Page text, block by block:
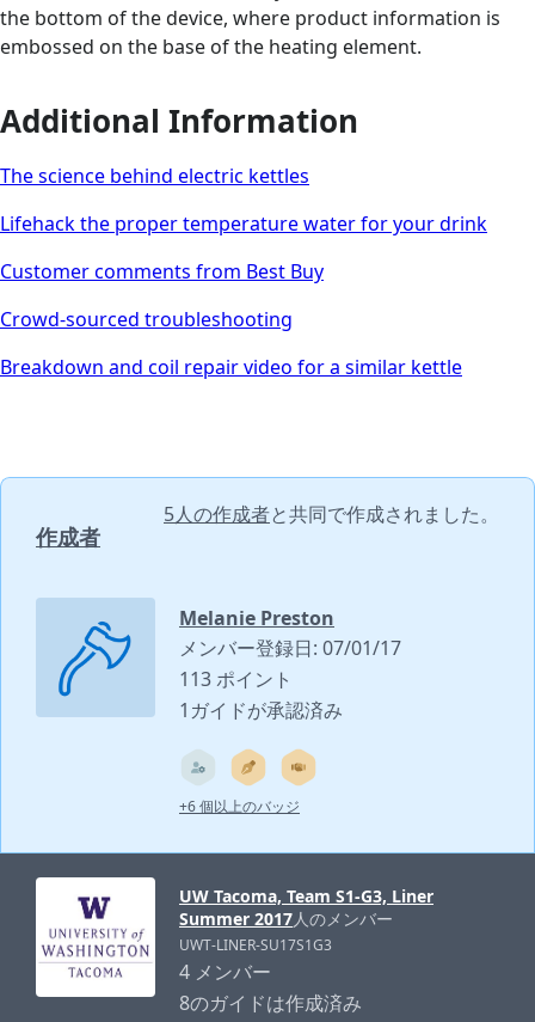
the bottom of the device, where product information is
embossed on the base of the heating element.
Additional Information
The science behind electric kettles
Lifehack the proper temperature water for your drink
Customer comments from Best Buy
Crowd-sourced troubleshooting
Breakdown and coil repair video for a similar kettle
作成者
5人の作成者と共同で作成されました。
Melanie Preston
メンバー登録日: 07/01/17
113 ポイント
1ガイドが承認済み
+6 個以上のバッジ
UW Tacoma, Team S1-G3, Liner
Summer 2017人のメンバー
UWT-LINER-SU17S1G3
4 メンバー
8のガイドは作成済み